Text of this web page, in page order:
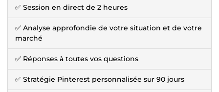
✅ Session en direct de 2 heures
✅ Analyse approfondie de votre situation et de votre
marché
✅ Réponses à toutes vos questions
✅ Stratégie Pinterest personnalisée sur 90 jours